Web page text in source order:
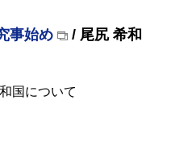
事始め / 尾尻 希和
国について